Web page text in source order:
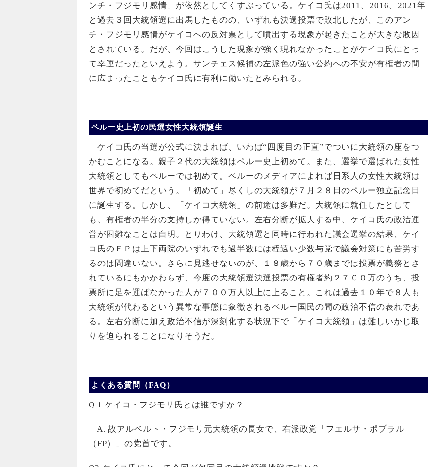
ンチ・フジモリ感情」が依然としてくすぶっている。ケイコ氏は2011、2016、2021年
と過去３回大統領選に出馬したものの、いずれも決選投票で敗北したが、このアン
チ・フジモリ感情がケイコへの反対票として噴出する現象が起きたことが大きな敗因
とされている。だが、今回はこうした現象が強く現れなかったことがケイコ氏にとっ
て幸運だったといえよう。サンチェス候補の左派色の強い公約への不安が有権者の間
に広まったこともケイコ氏に有利に働いたとみられる。
ペルー史上初の民選女性大統領誕生
ケイコ氏の当選が公式に決まれば、いわば“四度目の正直”でついに大統領の座をつ
かむことになる。親子２代の大統領はペルー史上初めて。また、選挙で選ばれた女性
大統領としてもペルーでは初めて。ペルーのメディアによれば日系人の女性大統領は
世界で初めてだという。「初めて」尽くしの大統領が７月２８日のペルー独立記念日
に誕生する。しかし、「ケイコ大統領」の前途は多難だ。大統領に就任したとして
も、有権者の半分の支持しか得ていない。左右分断が拡大する中、ケイコ氏の政治運
営が困難なことは自明。とりわけ、大統領選と同時に行われた議会選挙の結果、ケイ
コ氏のＦＰは上下両院のいずれでも過半数には程遠い少数与党で議会対策にも苦労す
るのは間違いない。さらに見逃せないのが、１８歳から７０歳までは投票が義務とさ
れているにもかかわらず、今度の大統領選決選投票の有権者約２７００万のうち、投
票所に足を運ばなかった人が７００万人以上に上ること。これは過去１０年で８人も
大統領が代わるという異常な事態に象徴されるペルー国民の間の政治不信の表れであ
る。左右分断に加え政治不信が深刻化する状況下で「ケイコ大統領」は難しいかじ取
りを迫られることになりそうだ。
よくある質問（FAQ）
Q 1 ケイコ・フジモリ氏とは誰ですか？
A. 故アルベルト・フジモリ元大統領の長女で、右派政党「フエルサ・ポプラル
（FP）」の党首です。